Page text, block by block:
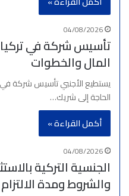
04/08/2026
المال والخطوات
الحاجة إلى شريك…
أكمل القراءة »
04/08/2026
والشروط ومدة الالتزام